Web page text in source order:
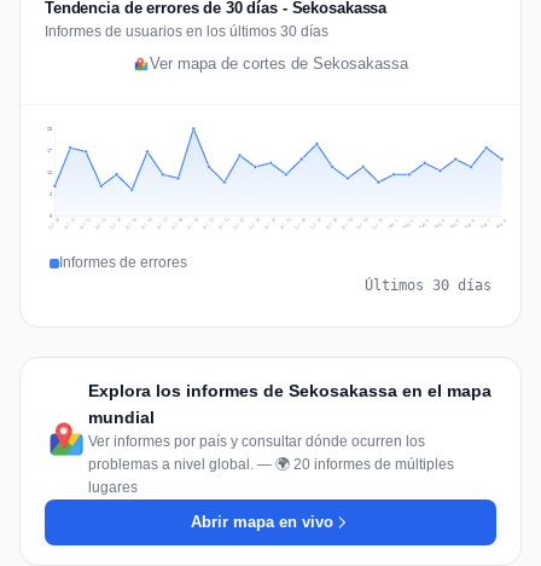
Tendencia de errores de 30 días - Sekosakassa
Informes de usuarios en los últimos 30 días
Ver mapa de cortes de Sekosakassa
6
12
17
23
Jul 10 Jul 11 Jul 12 Jul 13 Jul 14 Jul 15 Jul 16 Jul 17 Jul 18 Jul 19 Jul 20 Jul 21 Jul 22 Jul 23 Jul 24 Jul 25 Jul 26 Jul 27 Jul 28 Jul 29 Jul 30 Jul 31 Aug 1 Aug 2 Aug 3 Aug 4 Aug 5 Aug 6 Aug 7 Aug 8
Informes de errores
Últimos 30 días
Explora los informes de Sekosakassa en el mapa
mundial
Ver informes por país y consultar dónde ocurren los
problemas a nivel global. — 🌍 20 informes de múltiples
lugares
Abrir mapa en vivo